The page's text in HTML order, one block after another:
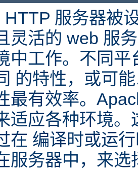
HTTP 服务器被
灵活的 web 服
中工作。不同
的特性，或可
最有效率。
适应各种环境
在 编译时或运
服务器中，来选